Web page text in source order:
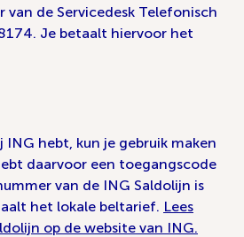
de Servicedesk Telefonisch
Je betaalt hiervoor het
ING hebt, kun je gebruik maken
daarvoor een toegangscode
van de ING Saldolijn is
het lokale beltarief. Lees
op de website van ING.